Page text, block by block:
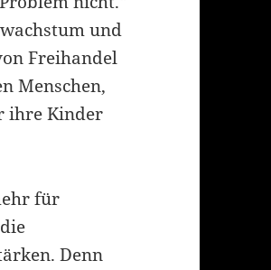
und
Freihandel
Menschen,
ihre Kinder
für
Denn